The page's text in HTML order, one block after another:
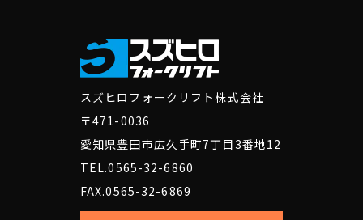
スズヒロフォークリフト株式会社
〒471-0036
愛知県豊田市広久手町7丁目3番地12
TEL.0565-32-6860
FAX.0565-32-6869